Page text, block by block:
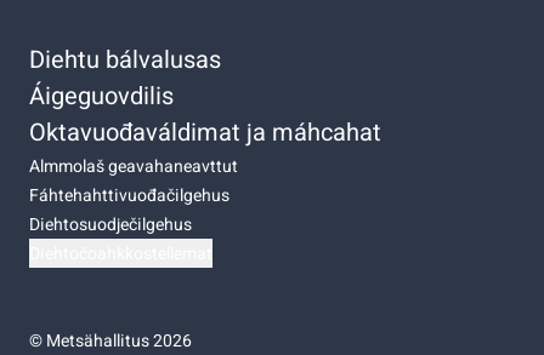
Diehtu bálvalusas
Áigeguovdilis
Oktavuođaváldimat ja máhcahat
Almmolaš geavahaneavttut
Fáhtehahttivuođačilgehus
Diehtosuodječilgehus
©Metsähallitus 2026